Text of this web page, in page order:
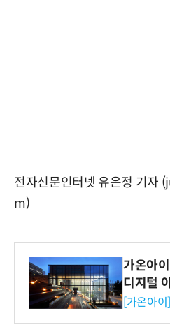
전자신문인터넷 유은정 기
m)
가온아
디지털
수행
[가온아